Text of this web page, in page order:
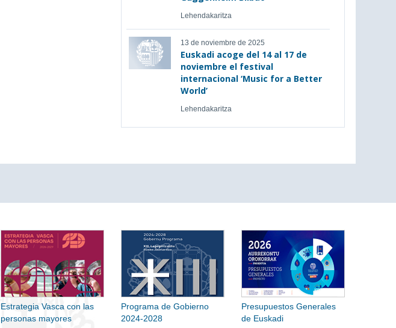
Lehendakaritza
13 de noviembre de 2025
Euskadi acoge del 14 al 17 de
noviembre el festival
internacional ‘Music for a Better
World’
Lehendakaritza
Estrategia Vasca con las
personas mayores
Programa de Gobierno
2024-2028
Presupuestos Generales
de Euskadi